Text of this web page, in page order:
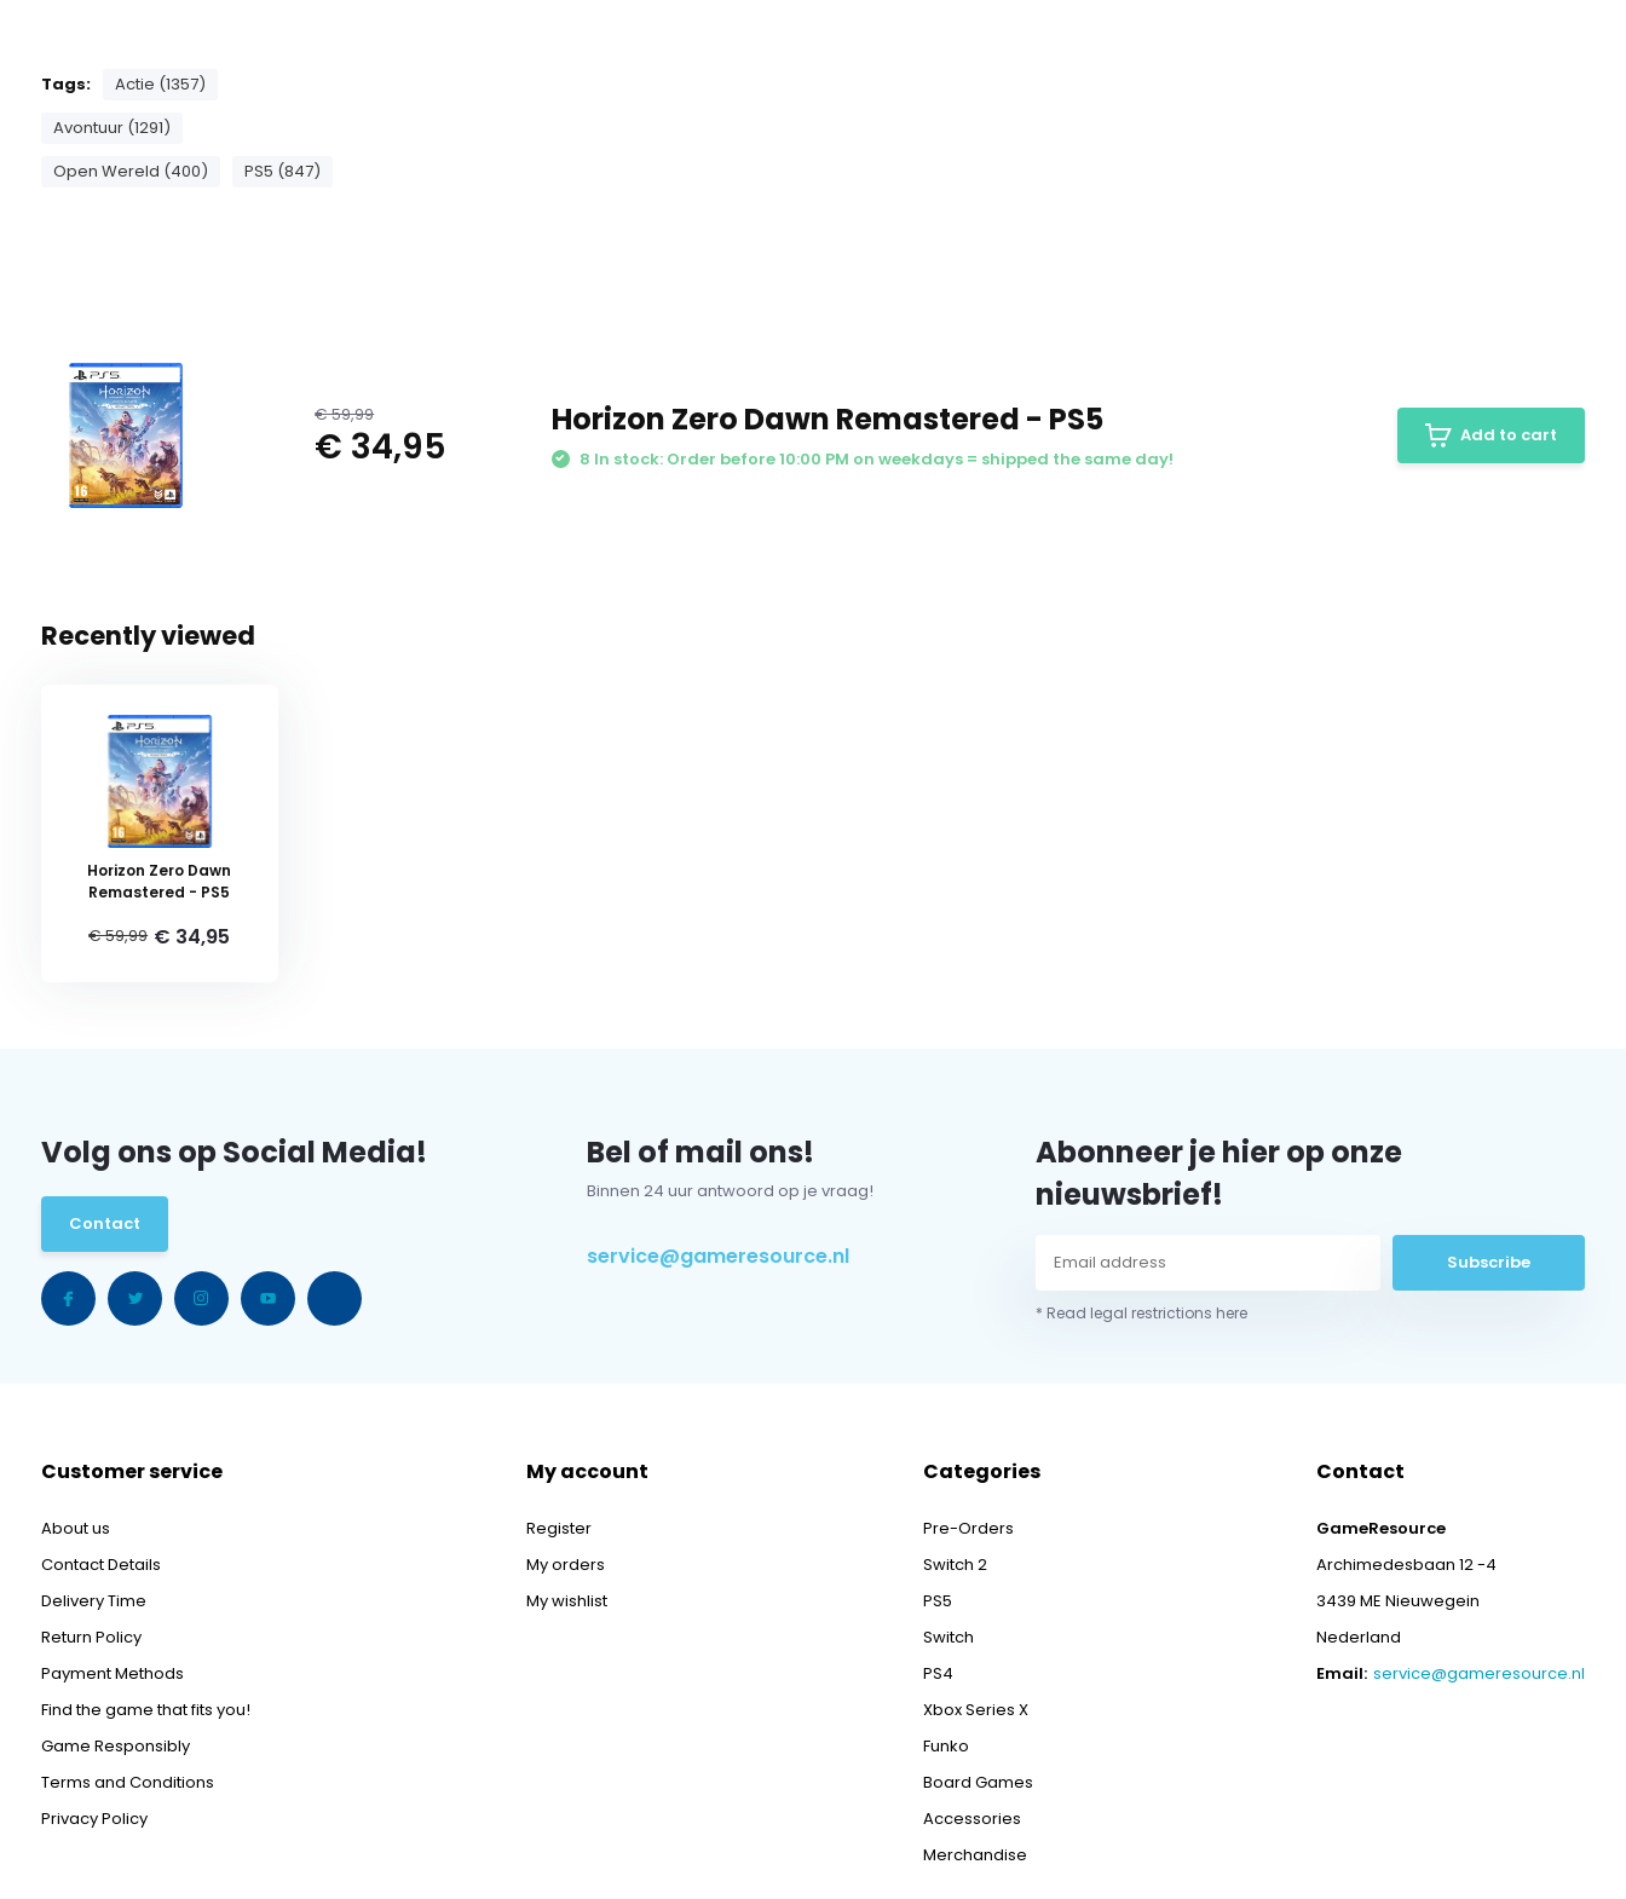
Tags:
Actie (1357)
Avontuur (1291)
Open Wereld (400)
PS5 (847)
€ 59,99
€ 34,95
Horizon Zero Dawn Remastered - PS5
8 In stock: Order before 10:00 PM on weekdays = shipped the same day!
Add to cart
Recently viewed
Horizon Zero Dawn
Remastered - PS5
€ 59,99 € 34,95
Volg ons op Social Media!
Contact
Bel of mail ons!
Binnen 24 uur antwoord op je vraag!
service@gameresource.nl
Abonneer je hier op onze
nieuwsbrief!
Subscribe
* Read legal restrictions here
Customer service
About us
Contact Details
Delivery Time
Return Policy
Payment Methods
Find the game that fits you!
Game Responsibly
Terms and Conditions
Privacy Policy
My account
Register
My orders
My wishlist
Categories
Pre-Orders
Switch 2
PS5
Switch
PS4
Xbox Series X
Funko
Board Games
Accessories
Merchandise
Contact
GameResource
Archimedesbaan 12 -4
3439 ME Nieuwegein
Nederland
Email: service@gameresource.nl